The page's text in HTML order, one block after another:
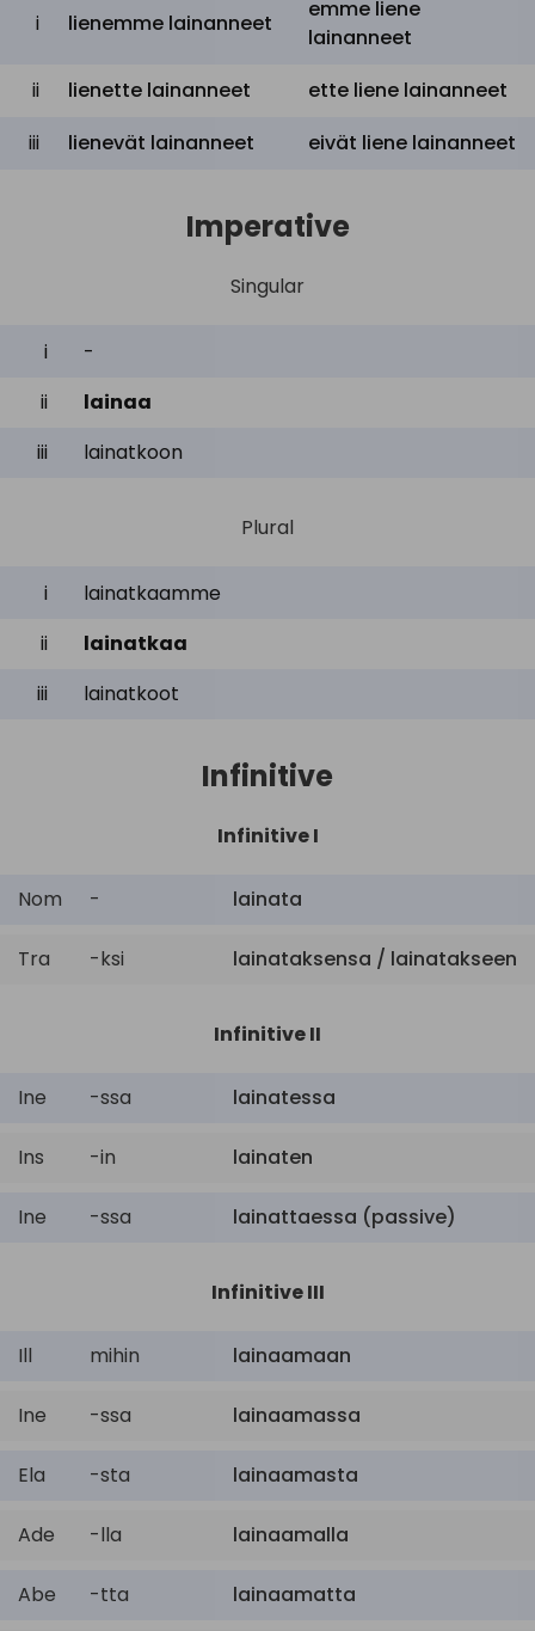
i lienemme lainanneet
emme liene
lainanneet
ii
lienette lainanneet
ette liene lainanneet
iii
lienevät lainanneet eivät liene lainanneet
Imperative
Singular
i
-
ii
lainaa
iii
lainatkoon
Plural
i
lainatkaamme
ii
lainatkaa
iii
lainatkoot
Infinitive
Infinitive I
Nom - lainata
Tra -ksi lainataksensa / lainatakseen
Infinitive II
Ine -ssa lainatessa
Ins -in lainaten
Ine -ssa lainattaessa (passive)
Infinitive III
Ill mihin lainaamaan
Ine -ssa lainaamassa
Ela -sta lainaamasta
Ade -lla lainaamalla
Abe -tta lainaamatta